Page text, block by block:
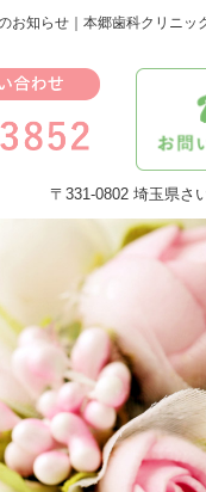
お知らせ｜本郷歯科クリニ
〒331-0802 埼玉県さ